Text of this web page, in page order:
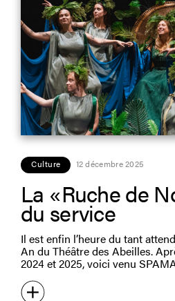
Culture 12 décembre 2025
La « Ruche de
du service
Il est enfin l’heure du tant
An du Théâtre des Abeilles.
2024 et 2025, voici venu